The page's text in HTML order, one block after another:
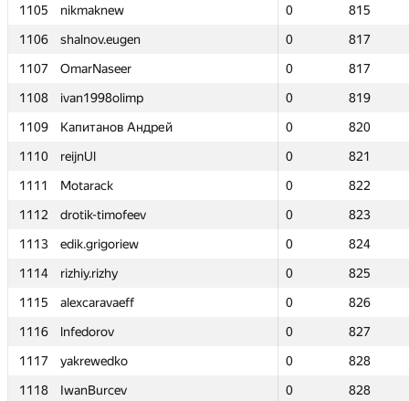
1105
nikmaknew 0
815
1106
shalnov.eugen 0
817
1107
OmarNaseer 0
817
1108
ivan1998olimp 0
819
1109
Капитанов Андрей 0
820
1110
reijnUl 0
821
1111
Motarack 0
822
1112
drotik-timofeev 0
823
1113
edik.grigoriew 0
824
1114
rizhiy.rizhy 0
825
1115
alexcaravaeff 0
826
1116
lnfedorov 0
827
1117
yakrewedko 0
828
1118
IwanBurcev 0
828
1105
nikmaknew 0
815
1106
shalnov.eugen 0
817
1107
OmarNaseer 0
817
1108
ivan1998olimp 0
819
1109
Капитанов Андрей 0
820
1110
reijnUl 0
821
1111
Motarack 0
822
1112
drotik-timofeev 0
823
1113
edik.grigoriew 0
824
1114
rizhiy.rizhy 0
825
1115
alexcaravaeff 0
826
1116
lnfedorov 0
827
1117
yakrewedko 0
828
1118
IwanBurcev 0
828